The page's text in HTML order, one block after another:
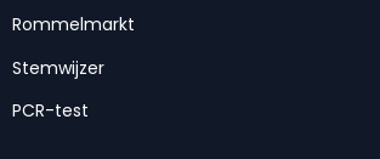
Rommelmarkt
Stemwijzer
PCR-test